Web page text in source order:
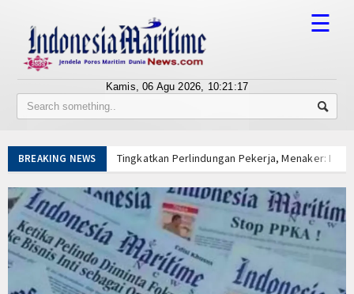
Tentang Kami
Berita
Bisnis
BUMN
Editorial
☰
Kamis, 06 Agu 2026, 10:21:18
BREAKING NEWS
Tingkatkan Perlindungan Pekerja, Menaker:
Tarif Tuna Cakalang 0% ke Jepang, KKP Jaga
Aksi Kolaborasi Lindungi Mangrove dan
PWI Pusat-AFPI Gelar Workshop Jurnalistik
Indonesia-Tailan Perkuat Kemitraan Strategis,
Lomba Agustusan Keluarga Besar Kolinlamil,
Lancarkan Logistik dan Transparansi, IPC TPK